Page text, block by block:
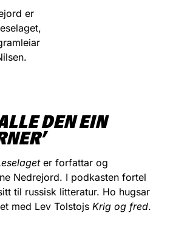
er
DEN EIN
er forfattar og
Nedrejord. I podkasten fortel
til russisk litteratur. Ho hugsar
med Lev Tolstojs Krig og fred.